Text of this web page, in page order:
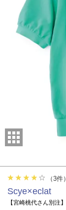
（3件）
Scye×eclat
【宮崎桃代さん別注